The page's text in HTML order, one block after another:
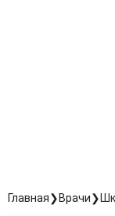
Главная Врачи